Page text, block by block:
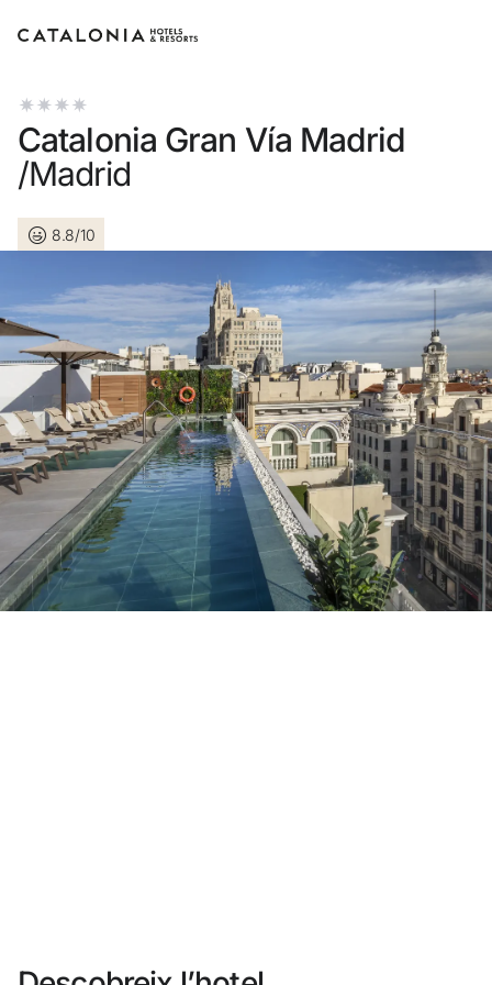
Inicia sessió al teu compte
Iniciar sessió
Has oblidat la teva contrasenya?
o utilitza una d'aquestes opcions
Entra amb Google
Inicia sessió només amb el mail
No t'has registrat encara ?
Crear-ne un compte
Catalonia Gran Vía Madrid
/Madrid
8.8/10